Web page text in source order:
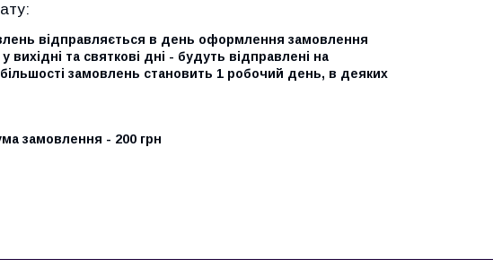
відправляється в день оформлення замовлення
та святкові дні - будуть відправлені на
замовлень становить 1 робочий день, в деяких
замовлення - 200 грн